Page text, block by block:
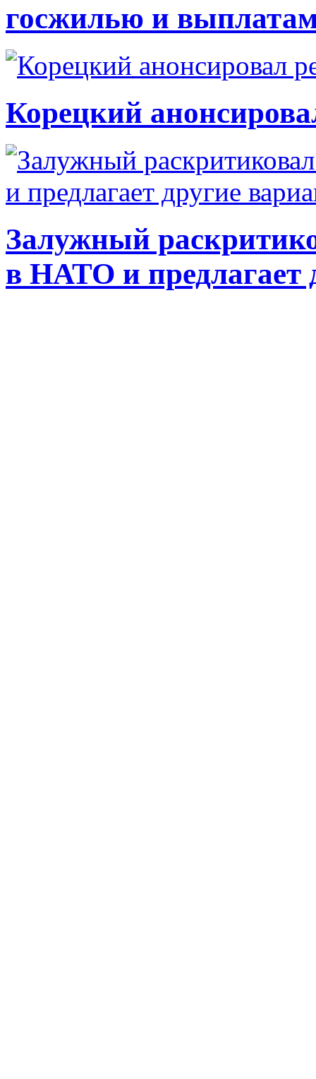
госжилью и
Корецкий
Залужный
в НАТО и предлагает